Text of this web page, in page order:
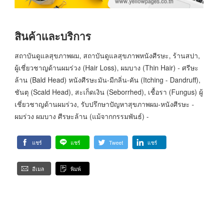
สินค้าและบริการ
สถาบันดูแลสุขภาพผม, สถาบันดูแลสุขภาพหนังศีรษะ, ร้านสปา,
ผู้เชี่ยวชาญด้านผมร่วง (Hair Loss), ผมบาง (Thin Hair) - ศรีษะ
ล้าน (Bald Head) หนังศีรษะมัน-มีกลิ่น-คัน (Itching - Dandruff),
ชันตุ (Scald Head), สะเก็ดเงิน (Seborrhed), เชื้อรา (Fungus) ผู้
เชี่ยวชาญด้านผมร่วง, รับปรึกษาปัญหาสุขภาพผม-หนังศีรษะ -
ผมร่วง ผมบาง ศีรษะล้าน (แม้จากกรรมพันธ์) -
แชร์ แชร์ Tweet แชร์
อีเมล พิมพ์